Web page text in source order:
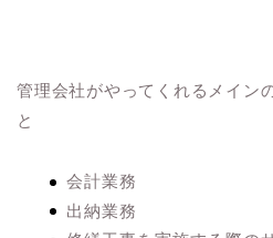
管理会社がやってくれるメイン
と
会計業務
出納業務